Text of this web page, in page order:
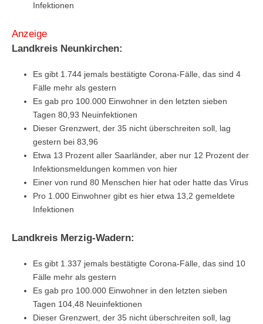
Infektionen
Anzeige
Landkreis Neunkirchen:
Es gibt 1.744 jemals bestätigte Corona-Fälle, das sind 4
Fälle mehr als gestern
Es gab pro 100.000 Einwohner in den letzten sieben
Tagen 80,93 Neuinfektionen
Dieser Grenzwert, der 35 nicht überschreiten soll, lag
gestern bei 83,96
Etwa 13 Prozent aller Saarländer, aber nur 12 Prozent der
Infektionsmeldungen kommen von hier
Einer von rund 80 Menschen hier hat oder hatte das Virus
Pro 1.000 Einwohner gibt es hier etwa 13,2 gemeldete
Infektionen
Landkreis Merzig-Wadern:
Es gibt 1.337 jemals bestätigte Corona-Fälle, das sind 10
Fälle mehr als gestern
Es gab pro 100.000 Einwohner in den letzten sieben
Tagen 104,48 Neuinfektionen
Dieser Grenzwert, der 35 nicht überschreiten soll, lag